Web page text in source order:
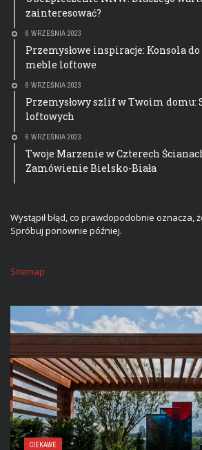
zainteresować?
6 WRZEŚNIA 2023
Przemysłowe inspiracje: Konsola
meble loftowe
6 WRZEŚNIA 2023
Przemysłowy szlif w Twoim
loftowych
6 WRZEŚNIA 2023
Twoje Marzenie w Czterech
Zamówienie Bielsko-Biała
Wystąpił błąd, co prawdopodobnie oznacza,
Spróbuj ponownie później.
Sitemap
CIEKAWE